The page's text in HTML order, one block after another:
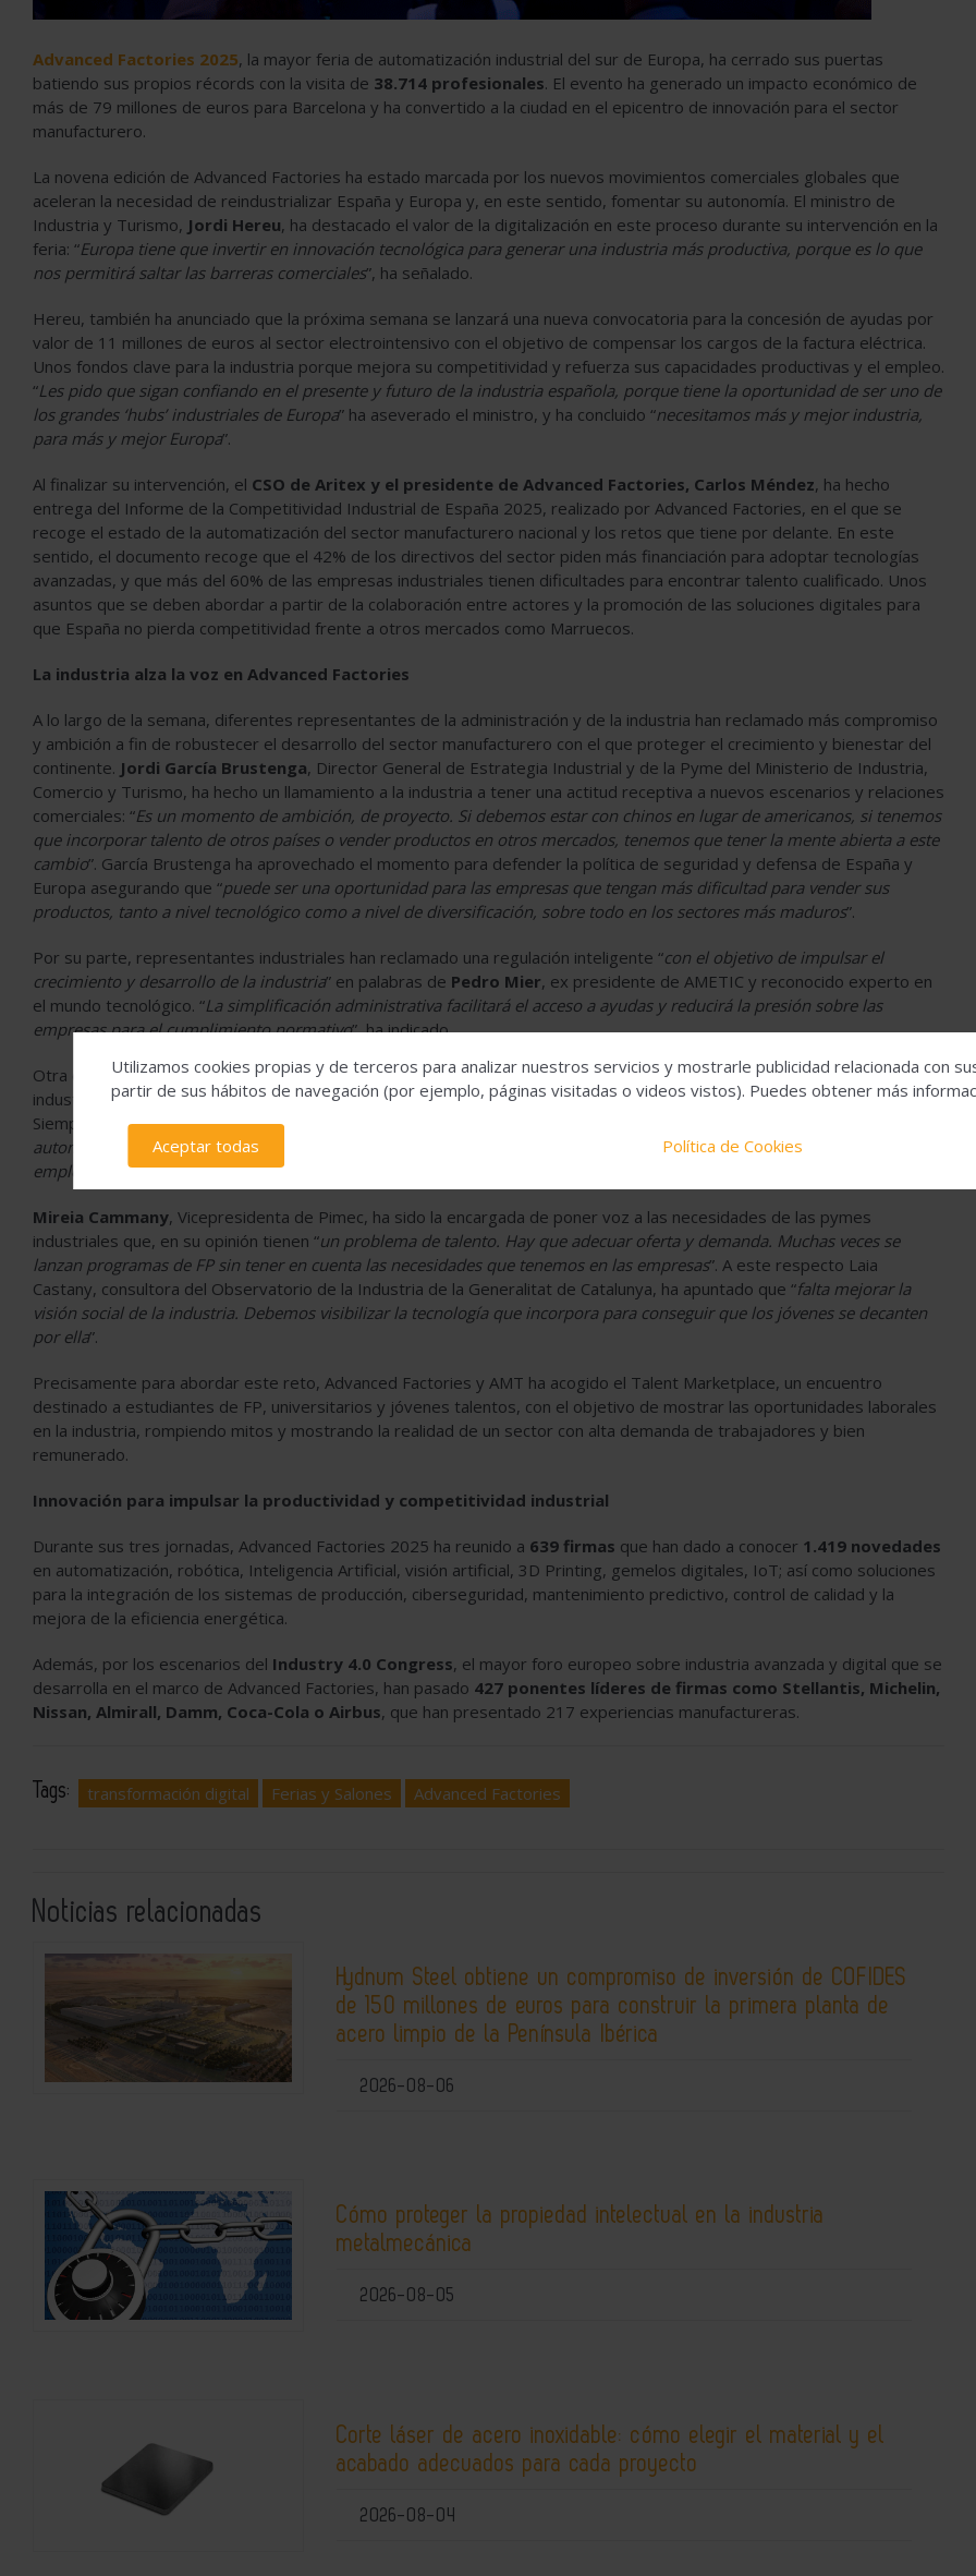
Advanced Factories 2025, la mayor feria de automatización industrial del sur de Europa, ha cerrado sus puertas
batiendo sus propios récords con la visita de 38.714 profesionales. El evento ha generado un impacto económico de
más de 79 millones de euros para Barcelona y ha convertido a la ciudad en el epicentro de innovación para el sector
manufacturero.
La novena edición de Advanced Factories ha estado marcada por los nuevos movimientos comerciales globales que
aceleran la necesidad de reindustrializar España y Europa y, en este sentido, fomentar su autonomía. El ministro de
Industria y Turismo, Jordi Hereu, ha destacado el valor de la digitalización en este proceso durante su intervención en la
feria: “Europa tiene que invertir en innovación tecnológica para generar una industria más productiva, porque es lo que
nos permitirá saltar las barreras comerciales”, ha señalado.
Hereu, también ha anunciado que la próxima semana se lanzará una nueva convocatoria para la concesión de ayudas por
valor de 11 millones de euros al sector electrointensivo con el objetivo de compensar los cargos de la factura eléctrica.
Unos fondos clave para la industria porque mejora su competitividad y refuerza sus capacidades productivas y el empleo.
“Les pido que sigan confiando en el presente y futuro de la industria española, porque tiene la oportunidad de ser uno de
los grandes ‘hubs’ industriales de Europa” ha aseverado el ministro, y ha concluido “necesitamos más y mejor industria,
para más y mejor Europa”.
Al finalizar su intervención, el CSO de Aritex y el presidente de Advanced Factories, Carlos Méndez, ha hecho
entrega del Informe de la Competitividad Industrial de España 2025, realizado por Advanced Factories, en el que se
recoge el estado de la automatización del sector manufacturero nacional y los retos que tiene por delante. En este
sentido, el documento recoge que el 42% de los directivos del sector piden más financiación para adoptar tecnologías
avanzadas, y que más del 60% de las empresas industriales tienen dificultades para encontrar talento cualificado. Unos
asuntos que se deben abordar a partir de la colaboración entre actores y la promoción de las soluciones digitales para
que España no pierda competitividad frente a otros mercados como Marruecos.
La industria alza la voz en Advanced Factories
A lo largo de la semana, diferentes representantes de la administración y de la industria han reclamado más compromiso
y ambición a fin de robustecer el desarrollo del sector manufacturero con el que proteger el crecimiento y bienestar del
continente. Jordi García Brustenga, Director General de Estrategia Industrial y de la Pyme del Ministerio de Industria,
Comercio y Turismo, ha hecho un llamamiento a la industria a tener una actitud receptiva a nuevos escenarios y relaciones
comerciales: “Es un momento de ambición, de proyecto. Si debemos estar con chinos en lugar de americanos, si tenemos
que incorporar talento de otros países o vender productos en otros mercados, tenemos que tener la mente abierta a este
cambio”. García Brustenga ha aprovechado el momento para defender la política de seguridad y defensa de España y
Europa asegurando que “puede ser una oportunidad para las empresas que tengan más dificultad para vender sus
productos, tanto a nivel tecnológico como a nivel de diversificación, sobre todo en los sectores más maduros”.
Por su parte, representantes industriales han reclamado una regulación inteligente “con el objetivo de impulsar el
crecimiento y desarrollo de la industria” en palabras de Pedro Mier, ex presidente de AMETIC y reconocido experto en
el mundo tecnológico. “La simplificación administrativa facilitará el acceso a ayudas y reducirá la presión sobre las
empresas para el cumplimiento normativo”, ha indicado.
Otra de las reivindicaciones más escuchadas esta semana en Barcelona ha sido el fomento de la digitalización de la
industria a través de inversiones que eliminen la brecha entre productividad y competitividad que existe en España.
Siempre sin olvidar “la importancia de los ámbitos industriales de tecnología media -como la química, sector de
automoción, alimentación o farmacéutico- que van a seguir siendo fundamentales en la competitividad, la economía y el
empleo que generan” ha comentado
Mireia Cammany, Vicepresidenta de Pimec, ha sido la encargada de poner voz a las necesidades de las pymes
industriales que, en su opinión tienen “un problema de talento. Hay que adecuar oferta y demanda. Muchas veces se
lanzan programas de FP sin tener en cuenta las necesidades que tenemos en las empresas”. A este respecto Laia
Castany, consultora del Observatorio de la Industria de la Generalitat de Catalunya, ha apuntado que “falta mejorar la
visión social de la industria. Debemos visibilizar la tecnología que incorpora para conseguir que los jóvenes se decanten
por ella”.
Precisamente para abordar este reto, Advanced Factories y AMT ha acogido el Talent Marketplace, un encuentro
destinado a estudiantes de FP, universitarios y jóvenes talentos, con el objetivo de mostrar las oportunidades laborales
en la industria, rompiendo mitos y mostrando la realidad de un sector con alta demanda de trabajadores y bien
remunerado.
Innovación para impulsar la productividad y competitividad industrial
Durante sus tres jornadas, Advanced Factories 2025 ha reunido a 639 firmas que han dado a conocer 1.419 novedades
en automatización, robótica, Inteligencia Artificial, visión artificial, 3D Printing, gemelos digitales, IoT; así como soluciones
para la integración de los sistemas de producción, ciberseguridad, mantenimiento predictivo, control de calidad y la
mejora de la eficiencia energética.
Además, por los escenarios del Industry 4.0 Congress, el mayor foro europeo sobre industria avanzada y digital que se
desarrolla en el marco de Advanced Factories, han pasado 427 ponentes líderes de firmas como Stellantis, Michelin,
Nissan, Almirall, Damm, Coca-Cola o Airbus, que han presentado 217 experiencias manufactureras.
Tags: transformación digital Ferias y Salones Advanced Factories
Noticias relacionadas
Hydnum Steel obtiene un compromiso de inversión de COFIDES
de 150 millones de euros para construir la primera planta de
acero limpio de la Península Ibérica
2026-08-06
Cómo proteger la propiedad intelectual en la industria
metalmecánica
2026-08-05
Corte láser de acero inoxidable: cómo elegir el material y el
acabado adecuados para cada proyecto
2026-08-04
Utilizamos cookies propias y de terceros para analizar nuestros servicios y mostrarle publicidad relacionada con
partir de sus hábitos de navegación (por ejemplo, páginas visitadas o videos vistos). Puedes obtener más
Aceptar todas Política de Cookies